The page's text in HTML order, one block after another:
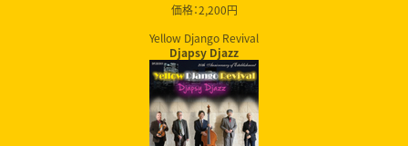
価格：2,200円
Yellow Django Revival
Djapsy Djazz